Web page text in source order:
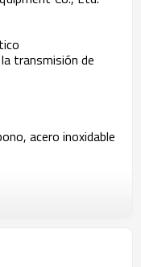
transmisión de
acero inoxidable
diseñadas como
de usted antes